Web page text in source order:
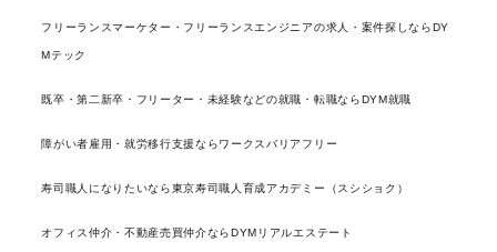
フリーランスマーケター・フリーランスエンジニアの求人・案件探しならDY
Mテック
既卒・第二新卒・フリーター・未経験などの就職・転職ならDYM就職
障がい者雇用・就労移行支援ならワークスバリアフリー
寿司職人になりたいなら東京寿司職人育成アカデミー（スシショク）
オフィス仲介・不動産売買仲介ならDYMリアルエステート